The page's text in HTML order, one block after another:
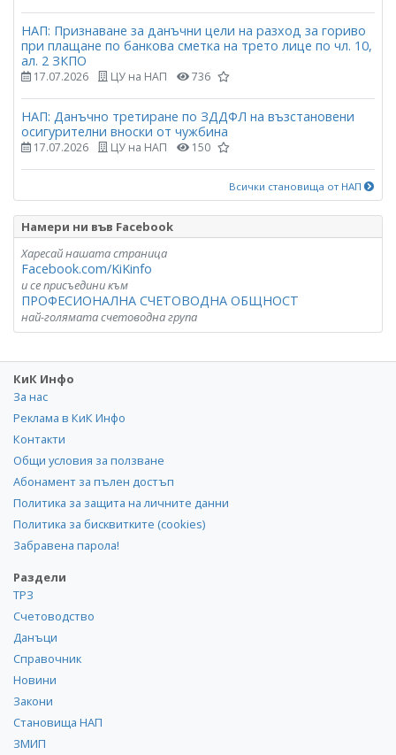
НАП: Признаване за данъчни цели на разход за гориво
при плащане по банкова сметка на трето лице по чл. 10,
ал. 2 ЗКПО
17.07.2026 ЦУ на НАП 736
НАП: Данъчно третиране по ЗДДФЛ на възстановени
осигурителни вноски от чужбина
17.07.2026 ЦУ на НАП 150
Всички становища от НАП
Намери ни във Facebook
Харесай нашата страница
Facebook.com/KiKinfo
и се присъедини към
ПРОФЕСИОНАЛНА СЧЕТОВОДНА ОБЩНОСТ
най-голямата счетоводна група
КиК Инфо
За нас
Реклама в КиК Инфо
Контакти
Общи условия за ползване
Абонамент за пълен достъп
Политика за защита на личните данни
Политика за бисквитките (cookies)
Забравена парола!
Раздели
ТРЗ
Счетоводство
Данъци
Справочник
Новини
Закони
Становища НАП
ЗМИП